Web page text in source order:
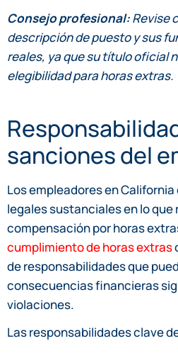
Consejo profesional:Revise
descripción de puesto y sus
reales, ya que su título oficial
elegibilidad para horas extras.
sanciones del
Los empleadores en
legales sustanciales en lo que
compensación por horas
cumplimiento de horas extras
de responsabilidades que
consecuencias financieras
violaciones.
Las responsabilidades clave